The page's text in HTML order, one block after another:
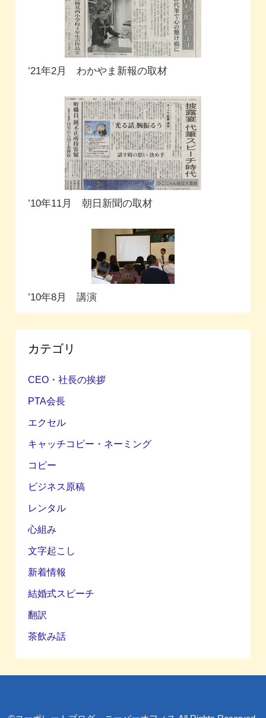
’21年2月 わかやま新報の取材
’10年11月 朝日新聞の取材
’10年8月 講演
カテゴリ
CEO・社長の挨拶
PTA会長
エクセル
キャッチコピー・ネーミング
コピー
ビジネス原稿
レンタル
心組み
文字起こし
新着情報
結婚式スピーチ
翻訳
茶飲み話